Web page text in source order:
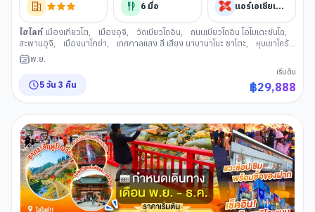
6 มื้อ แอร์เอเชียเอ็กซ์
ไฮไลท์ เมืองเกียวโต, เมืองอุจิ, วัดเบียวโดอิน, ถนนเบียวโดอิน โอโมเตะซันโด,
สะพานอุจิ, เมืองนาโกย่า, เทศกาลแสง สี เสียง นาบานาโนะ ซาโตะ,
หุบเขาโครัง
เค, เมืองโอบาระ
มะ,
การ
เรียนพิธีชงชาญี่ปุ่น,
พ.ย.
5 วัน 3 คืน
เริ่มต้น
฿29,888